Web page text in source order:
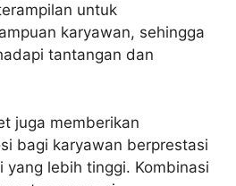
untuk
karyawan, sehingga
tantangan dan
juga memberikan
bagi karyawan berprestasi
yang lebih tinggi. Kombinasi